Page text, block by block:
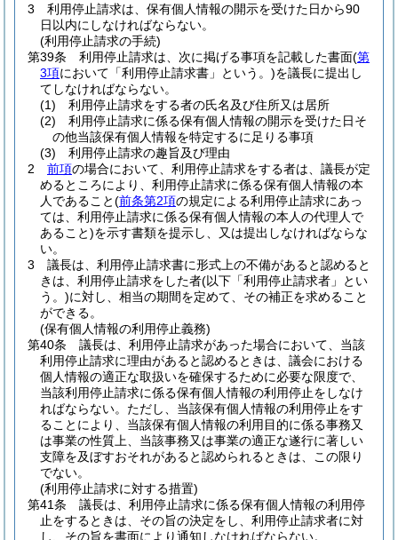
3
利用停止請求は、保有個人情報の開示を受けた日から90
日以内にしなければならない。
(利用停止請求の手続)
第39条
利用停止請求は、次に掲げる事項を記載した書面(第
3項において「利用停止請求書」という。)を議長に提出し
てしなければならない。
(1)
利用停止請求をする者の氏名及び住所又は居所
(2)
利用停止請求に係る保有個人情報の開示を受けた日そ
の他当該保有個人情報を特定するに足りる事項
(3)
利用停止請求の趣旨及び理由
2
前項の場合において、利用停止請求をする者は、議長が定
めるところにより、利用停止請求に係る保有個人情報の本
人であること(前条第2項の規定による利用停止請求にあっ
ては、利用停止請求に係る保有個人情報の本人の代理人で
あること)を示す書類を提示し、又は提出しなければならな
い。
3
議長は、利用停止請求書に形式上の不備があると認めると
きは、利用停止請求をした者(以下「利用停止請求者」とい
う。)に対し、相当の期間を定めて、その補正を求めること
ができる。
(保有個人情報の利用停止義務)
第40条
議長は、利用停止請求があった場合において、当該
利用停止請求に理由があると認めるときは、議会における
個人情報の適正な取扱いを確保するために必要な限度で、
当該利用停止請求に係る保有個人情報の利用停止をしなけ
ればならない。 ただし、当該保有個人情報の利用停止をす
ることにより、当該保有個人情報の利用目的に係る事務又
は事業の性質上、当該事務又は事業の適正な遂行に著しい
支障を及ぼすおそれがあると認められるときは、この限り
でない。
(利用停止請求に対する措置)
第41条
議長は、利用停止請求に係る保有個人情報の利用停
止をするときは、その旨の決定をし、利用停止請求者に対
し、その旨を書面により通知しなければならない。